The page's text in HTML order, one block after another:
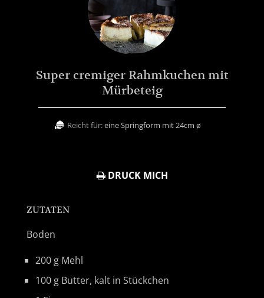
Super cremiger Rahmkuchen mit
Mürbeteig
Reicht für:eine Springform mit 24cm ø
DRUCK MICH
ZUTATEN
Boden
200 g Mehl
100 g Butter, kalt in Stückchen